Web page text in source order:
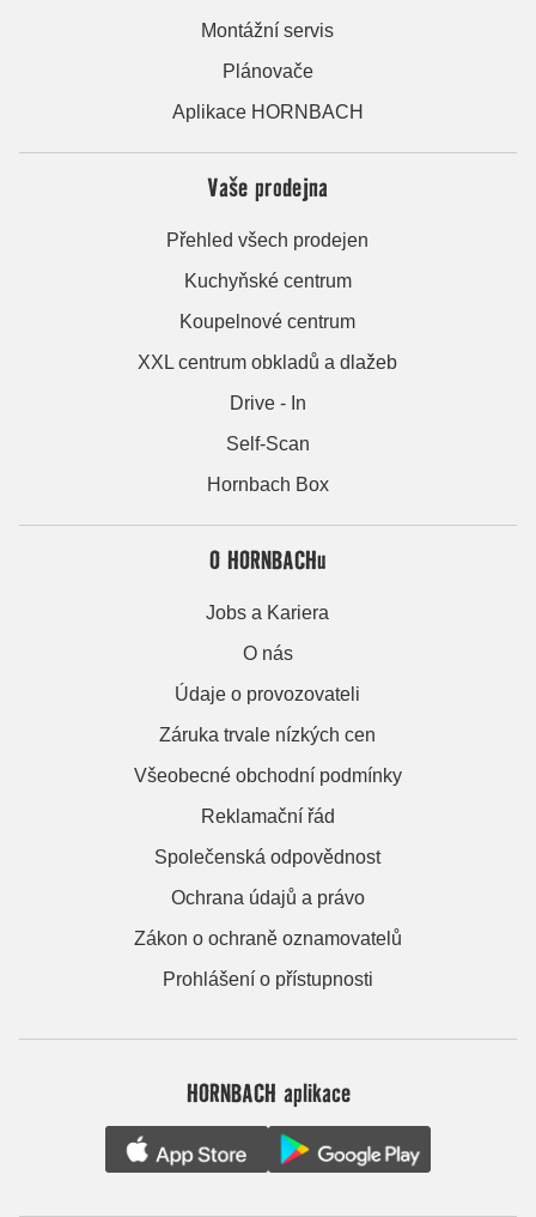
Montážní servis
Plánovače
Aplikace HORNBACH
Vaše prodejna
Přehled všech prodejen
Kuchyňské centrum
Koupelnové centrum
XXL centrum obkladů a dlažeb
Drive - In
Self-Scan
Hornbach Box
O HORNBACHu
Jobs a Kariera
O nás
Údaje o provozovateli
Záruka trvale nízkých cen
Všeobecné obchodní podmínky
Reklamační řád
Společenská odpovědnost
Ochrana údajů a právo
Zákon o ochraně oznamovatelů
Prohlášení o přístupnosti
HORNBACH aplikace